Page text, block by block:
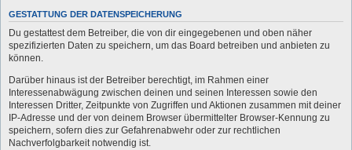
GESTATTUNG DER DATENSPEICHERUNG
Du gestattest dem Betreiber, die von dir eingegebenen und oben näher
spezifizierten Daten zu speichern, um das Board betreiben und anbieten zu
können.
Darüber hinaus ist der Betreiber berechtigt, im Rahmen einer
Interessenabwägung zwischen deinen und seinen Interessen sowie den
Interessen Dritter, Zeitpunkte von Zugriffen und Aktionen zusammen mit deiner
IP-Adresse und der von deinem Browser übermittelter Browser-Kennung zu
speichern, sofern dies zur Gefahrenabwehr oder zur rechtlichen
Nachverfolgbarkeit notwendig ist.